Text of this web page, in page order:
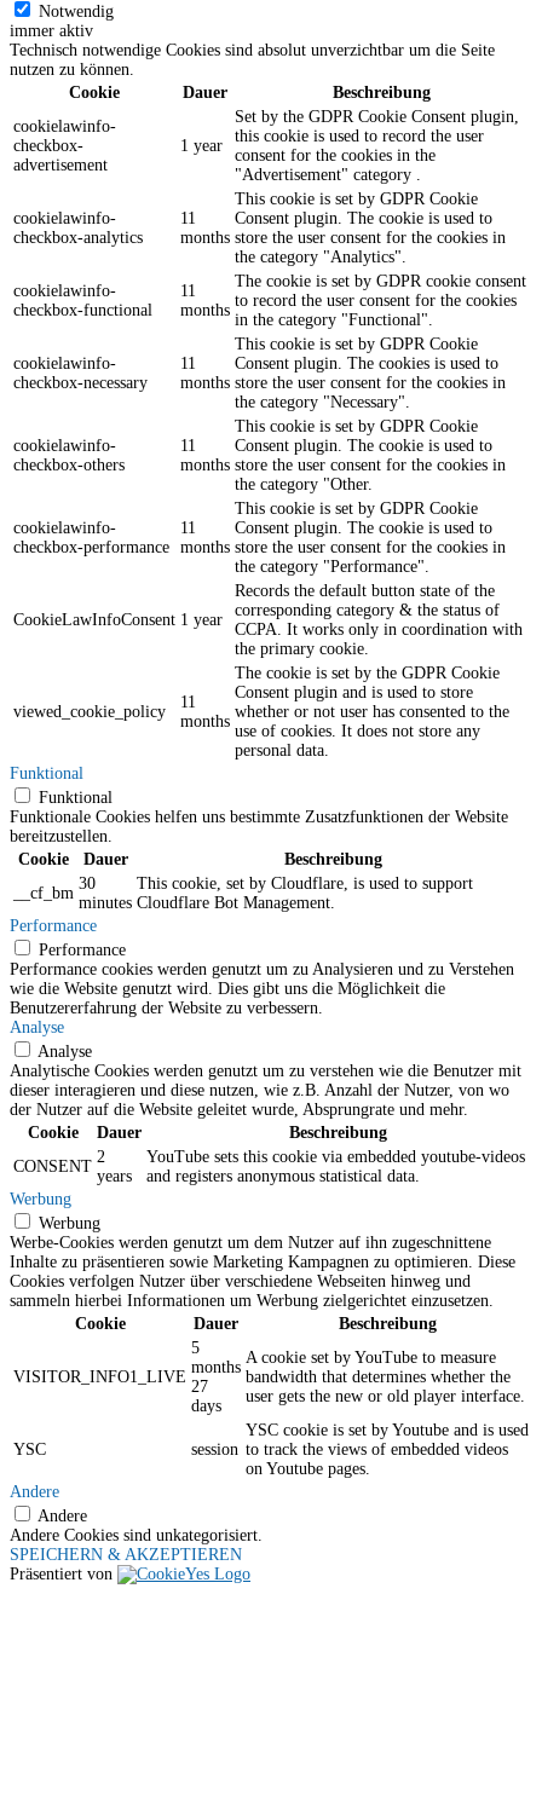
Notwendig
immer aktiv
Technisch notwendige Cookies sind absolut unverzichtbar um die Seite
nutzen zu können.
Cookie
Dauer
Beschreibung
cookielawinfo-
checkbox-
advertisement
1 year
Set by the GDPR Cookie Consent plugin,
this cookie is used to record the user
consent for the cookies in the
"Advertisement" category .
cookielawinfo-
checkbox-analytics
11
months
This cookie is set by GDPR Cookie
Consent plugin. The cookie is used to
store the user consent for the cookies in
the category "Analytics".
cookielawinfo-
checkbox-functional
11
months
The cookie is set by GDPR cookie consent
to record the user consent for the cookies
in the category "Functional".
cookielawinfo-
checkbox-necessary
11
months
This cookie is set by GDPR Cookie
Consent plugin. The cookies is used to
store the user consent for the cookies in
the category "Necessary".
cookielawinfo-
checkbox-others
11
months
This cookie is set by GDPR Cookie
Consent plugin. The cookie is used to
store the user consent for the cookies in
the category "Other.
cookielawinfo-
checkbox-performance
11
months
This cookie is set by GDPR Cookie
Consent plugin. The cookie is used to
store the user consent for the cookies in
the category "Performance".
CookieLawInfoConsent 1 year
Records the default button state of the
corresponding category & the status of
CCPA. It works only in coordination with
the primary cookie.
viewed_cookie_policy
11
months
The cookie is set by the GDPR Cookie
Consent plugin and is used to store
whether or not user has consented to the
use of cookies. It does not store any
personal data.
Funktional
Funktional
Funktionale Cookies helfen uns bestimmte Zusatzfunktionen der Website
bereitzustellen.
Cookie
Dauer
Beschreibung
__cf_bm
30
minutes
This cookie, set by Cloudflare, is used to support
Cloudflare Bot Management.
Performance
Performance
Performance cookies werden genutzt um zu Analysieren und zu Verstehen
wie die Website genutzt wird. Dies gibt uns die Möglichkeit die
Benutzererfahrung der Website zu verbessern.
Analyse
Analyse
Analytische Cookies werden genutzt um zu verstehen wie die Benutzer mit
dieser interagieren und diese nutzen, wie z.B. Anzahl der Nutzer, von wo
der Nutzer auf die Website geleitet wurde, Absprungrate und mehr.
Cookie
Dauer
Beschreibung
CONSENT
2
years
YouTube sets this cookie via embedded youtube-videos
and registers anonymous statistical data.
Werbung
Werbung
Werbe-Cookies werden genutzt um dem Nutzer auf ihn zugeschnittene
Inhalte zu präsentieren sowie Marketing Kampagnen zu optimieren. Diese
Cookies verfolgen Nutzer über verschiedene Webseiten hinweg und
sammeln hierbei Informationen um Werbung zielgerichtet einzusetzen.
Cookie
Dauer Beschreibung
VISITOR_INFO1_LIVE
5
months
27
days
A cookie set by YouTube to measure
bandwidth that determines whether the
user gets the new or old player interface.
YSC session
YSC cookie is set by Youtube and is used
to track the views of embedded videos
on Youtube pages.
Andere
Andere
Andere Cookies sind unkategorisiert.
SPEICHERN & AKZEPTIEREN
Präsentiert von